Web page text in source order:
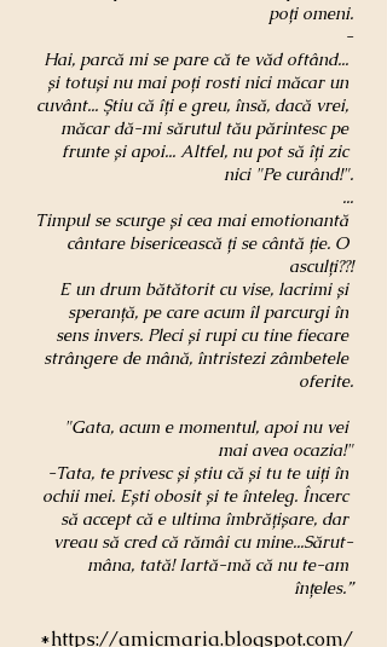
poți omeni.
-
Hai, parcă mi se pare că te văd oftând...
și totuși nu mai poți rosti nici măcar un
cuvânt... Știu că îți e greu, însă, dacă vrei,
măcar dă-mi sărutul tău părintesc pe
frunte și apoi... Altfel, nu pot să îți zic
nici "Pe curând!".
...
Timpul se scurge și cea mai emotionantă
cântare bisericească ți se cântă ție. O
asculți??!
E un drum bătătorit cu vise, lacrimi și
speranță, pe care acum îl parcurgi în
sens invers. Pleci și rupi cu tine fiecare
strângere de mână, întristezi zâmbetele
oferite.
"Gata, acum e momentul, apoi nu vei
mai avea ocazia!"
-Tata, te privesc și știu că și tu te uiți în
ochii mei. Ești obosit și te înteleg. Încerc
să accept că e ultima îmbrățișare, dar
vreau să cred că rămâi cu mine...Sărut-
mâna, tată! Iartă-mă că nu te-am
înțeles.”
*https://amicmaria.blogspot.com/